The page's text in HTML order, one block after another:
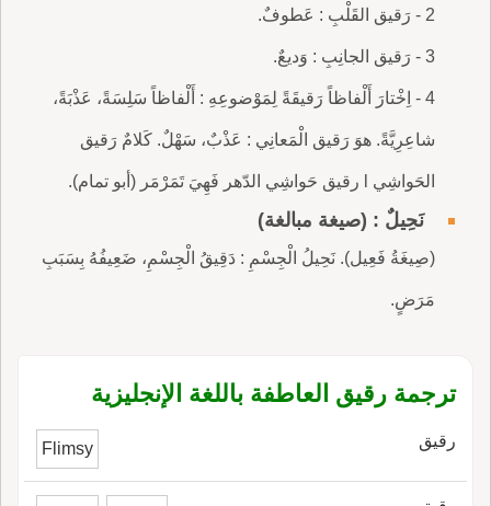
2 - رَقيق القَلْبِ : عَطوفٌ.
3 - رَقيق الجانِبِ : وَديعٌ.
4 - اِخْتارَ أَلْفاظاً رَقيقَةً لِمَوْضوعِهِ : أَلْفاظاً سَلِسَةً، عَذْبَةً،
شاعِرِيَّةً. هوَ رَقيق الْمَعانِي : عَذْبٌ، سَهْلٌ. كَلامٌ رَقيق
الحَواشِي l رقيق حَواشِي الدّهر فَهِيَ تَمَرْمَر (أبو تمام).
نَحِيلٌ : (صيغة مبالغة)
(صِيغَةُ فَعِيل). نَحِيلُ الْجِسْمِ : دَقِيقُ الْجِسْمِ، ضَعِيفُهُ بِسَبَبِ
مَرَضٍ.
ترجمة رقيق العاطفة باللغة الإنجليزية
رقيق Flimsy